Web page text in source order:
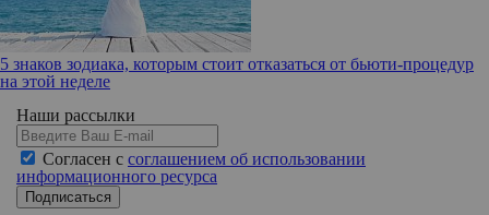
5 знаков зодиака, которым стоит отказаться от бьюти-процедур
на этой неделе
Наши рассылки
Согласен с соглашением об использовании
информационного ресурса
Подписаться